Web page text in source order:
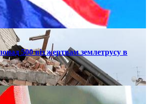
500 віз жертвам землетрусу в